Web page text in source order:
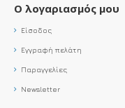
Ο λογαριασμός μου
Είσοδος
Εγγραφή πελάτη
Παραγγελίες
Newsletter